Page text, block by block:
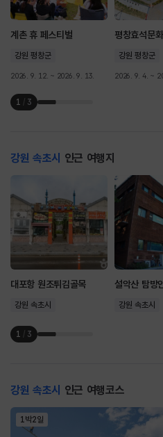
계촌 휴 페스티벌
강원 평창군
2026. 9. 12. ~ 2026. 9. 13.
평창효석문화
강원 평창군
2026. 9. 4. ~
1 / 3
강원 속초시 인근 여행지
대포항 원조튀김골목
강원 속초시
설악산 탐방
강원 속초시
1 / 3
강원 속초시 인근 여행코스
1박2일